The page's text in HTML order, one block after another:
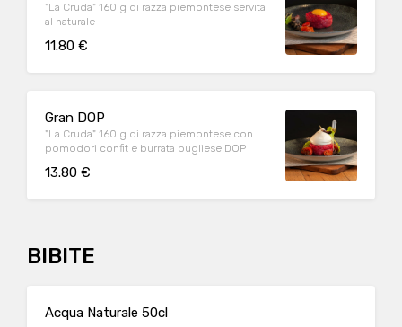
"La Cruda" 160 g di razza piemontese servita
al naturale
11.80 €
Gran DOP
"La Cruda" 160 g di razza piemontese con
pomodori confit e burrata pugliese DOP
13.80 €
BIBITE
Acqua Naturale 50cl